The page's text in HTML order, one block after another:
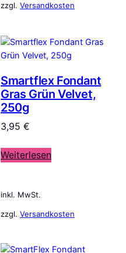
zzgl.Versandkosten
Smartflex Fondant
Gras Grün Velvet,
250g
3,95€
Weiterlesen
inkl. MwSt.
zzgl.Versandkosten